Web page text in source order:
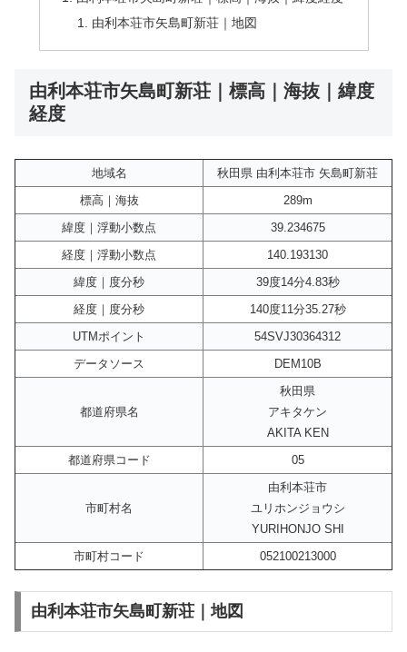
由利本荘市矢島町新荘｜地図
由利本荘市矢島町新荘｜標高｜海抜｜緯度
経度
地域名
秋田県 由利本荘市 矢島町新荘
標高｜海抜
289m
緯度｜浮動小数点
39.234675
経度｜浮動小数点
140.193130
緯度｜度分秒
39度14分4.83秒
経度｜度分秒
140度11分35.27秒
UTMポイント
54SVJ30364312
データソース
DEM10B
都道府県名
秋田県
アキタケン
AKITA KEN
都道府県コード
05
市町村名
由利本荘市
ユリホンジョウシ
YURIHONJO SHI
市町村コード
052100213000
由利本荘市矢島町新荘｜地図